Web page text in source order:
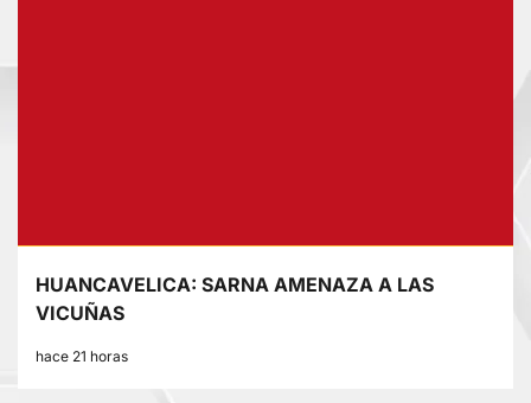
HUANCAVELICA: SARNA AMENAZA A LAS
VICUÑAS
hace 21 horas